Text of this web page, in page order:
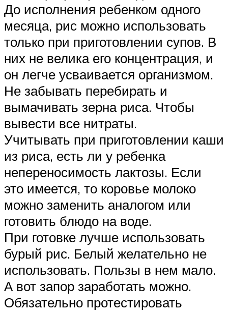
До исполнения ребенком одного
месяца, рис можно использовать
только при приготовлении супов. В
них не велика его концентрация, и
он легче усваивается организмом.
Не забывать перебирать и
вымачивать зерна риса. Чтобы
вывести все нитраты.
Учитывать при приготовлении каши
из риса, есть ли у ребенка
непереносимость лактозы. Если
это имеется, то коровье молоко
можно заменить аналогом или
готовить блюдо на воде.
При готовке лучше использовать
бурый рис. Белый желательно не
использовать. Пользы в нем мало.
А вот запор заработать можно.
Обязательно протестировать